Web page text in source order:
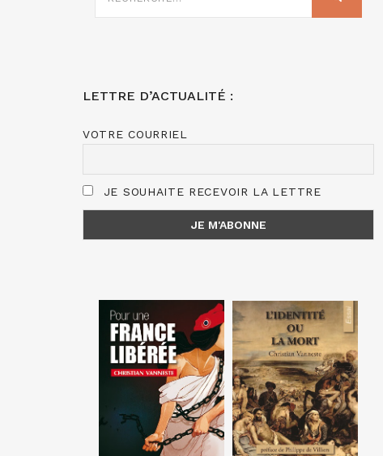
LETTRE D’ACTUALITÉ :
VOTRE COURRIEL
JE SOUHAITE RECEVOIR LA LETTRE